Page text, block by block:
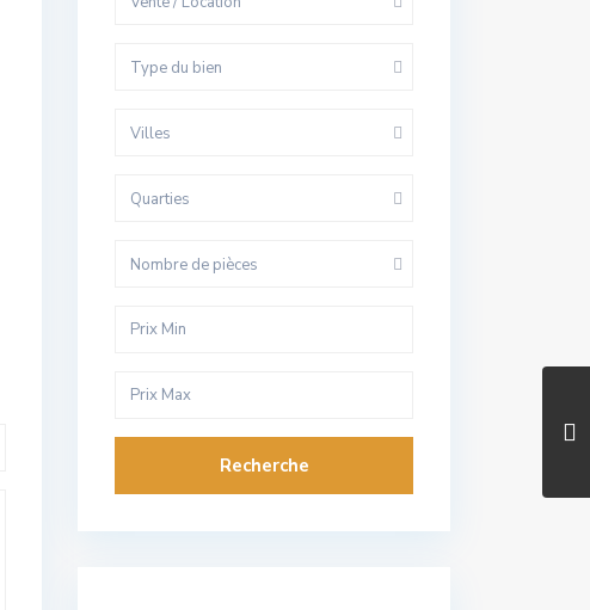
Type du bien
Villes
Quarties
Nombre de pièces
Recherche